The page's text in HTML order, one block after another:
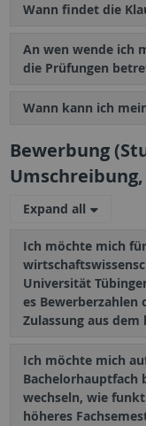
Wann findet die
An wen wende ich
die Prüfungen
Wann kann ich
Bewerbung
Expand all
Ich möchte mich
Universität
es
Zulassung aus dem
Ich möchte mich
Bachelorhauptfach
wechseln, wie
höheres